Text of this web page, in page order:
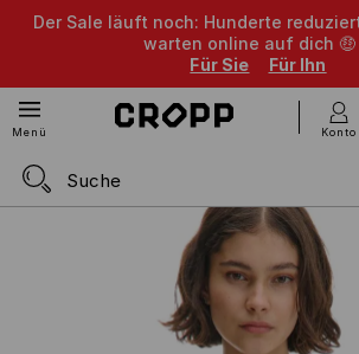
Der Sale läuft noch: Hunderte
warten online auf dich 🤑
Für Sie
Für Ihn
Menü Konto